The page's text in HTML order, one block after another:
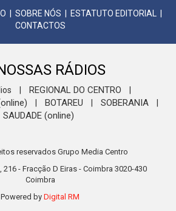
SOBRE NÓS ESTATUTO EDITORIAL
CONTACTOS
RÁDIOS
REGIONAL DO CENTRO
BOTAREU SOBERANIA
SAUDADE (online)
reservados Grupo Media Centro
- Fracção D Eiras - Coimbra 3020-430
Coimbra
Powered by Digital RM